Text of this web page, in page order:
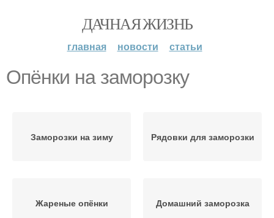
ДАЧНАЯ ЖИЗНЬ
главная новости статьи
Опёнки на заморозку
Заморозки на зиму Рядовки для заморозки
Жареные опёнки Домашний заморозка